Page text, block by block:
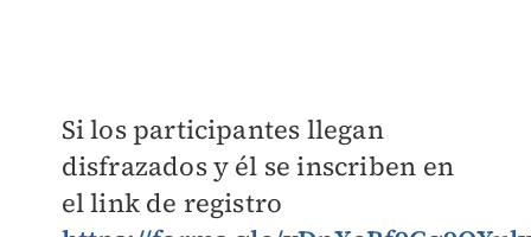
Si los participantes llegan
disfrazados y él se inscriben en
el link de registro